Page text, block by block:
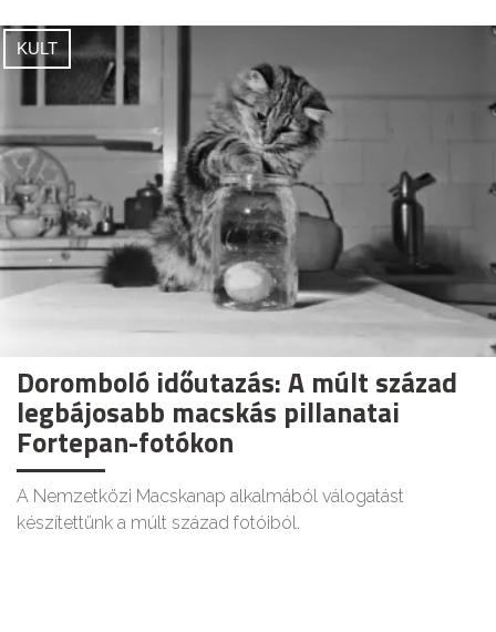
KULT
Doromboló időutazás: A múlt század
legbájosabb macskás pillanatai
Fortepan-fotókon
A Nemzetközi Macskanap alkalmából válogatást
készítettünk a múlt század fotóiból.